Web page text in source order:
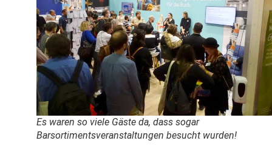
Es waren so viele Gäste da, dass sogar
Barsortimentsveranstaltungen besucht wurden!